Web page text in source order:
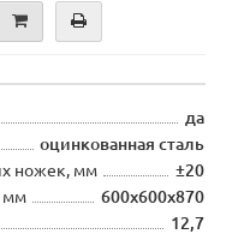
да
оцинкованная сталь
ножек, мм
±20
мм
600х600х870
12,7